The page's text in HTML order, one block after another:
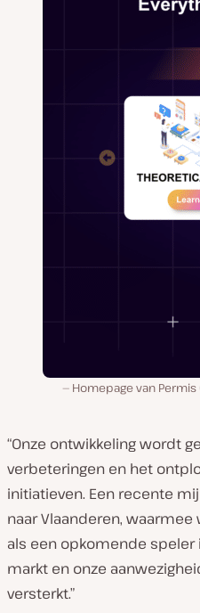
Homepage van
“Onze ontwikkeling wordt
verbeteringen en het
initiatieven. Een recente
naar Vlaanderen,
als een opkomende speler
markt en onze
versterkt.”